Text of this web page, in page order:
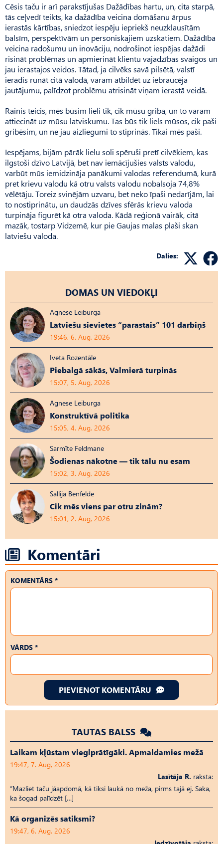
Cēsis taču ir arī parakstījušas Dažādības hartu, un, cita starpā,
tās ceļvedī teikts, ka dažādība veicina domāšanu ārpus
ierastās kārtības, sniedzot iespēju iepriekš neuzklausītām
balsīm, perspektīvām un personiskajiem uzskatiem. Dažādība
veicina radošumu un inovāciju, nodrošinot iespējas dažādi
risināt problēmas un apmierināt klientu vajadzības svaigos un
jau ierastajos veidos. Tātad, ja cilvēks savā pilsētā, valstī
ieradis runāt citā valodā, varam atbildēt uz iebraucēja
jautājumu, palīdzot problēmu atrisināt viņam ierastā veidā.
Rainis teicis, mēs būsim lieli tik, cik mūsu griba, un to varam
attiecināt uz mūsu latviskumu. Tas būs tik liels mūsos, cik paši
gribēsim, un ne jau aizliegumi to stiprinās. Tikai mēs paši.
Iespējams, bijām pārāk lielu soli spēruši pretī cilvēkiem, kas
ilgstoši dzīvo Latvijā, bet nav iemācījušies valsts valodu,
varbūt mūs iemidzināja panākumi valodas referendumā, kurā
pret krievu valodu kā otru valsts valodu nobalsoja 74,8%
vēlētāju. Toreiz svinējām uzvaru, bet neko īpaši nedarījām, lai
to nostiprinātu, un daudzās dzīves sfērās krievu valoda
turpināja figurēt kā otra valoda. Kādā reģionā vairāk, citā
mazāk, tostarp Vidzemē, kur pie Gaujas malas plaši skan
latviešu valoda.
Dalies:
DOMAS UN VIEDOKĻI
Agnese Leiburga
Latviešu sievietes “parastais” 101 darbiņš
19:46, 6. Aug, 2026
Iveta Rozentāle
Piebalgā sākās, Valmierā turpinās
15:07, 5. Aug, 2026
Agnese Leiburga
Konstruktīvā politika
15:05, 4. Aug, 2026
Sarmīte Feldmane
Šodienas nākotne — tik tālu nu esam
15:02, 3. Aug, 2026
Sallija Benfelde
Cik mēs viens par otru zinām?
15:01, 2. Aug, 2026
Komentāri
KOMENTĀRS *
VĀRDS *
PIEVIENOT KOMENTĀRU
TAUTAS BALSS
Laikam kļūstam vieglprātīgāki. Apmaldamies mežā
19:47, 7. Aug, 2026
Lasītāja R. raksta:
“Mazliet taču jāapdomā, kā tiksi laukā no meža, pirms tajā ej. Saka,
ka šogad palīdzēt […]
Kā organizēs satiksmi?
19:47, 6. Aug, 2026